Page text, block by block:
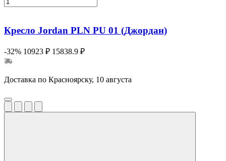
Кресло Jordan PLN PU 01 (Джордан)
-32% 10923 ₽ 15838.9 ₽
Доставка по Красноярску, 10 августа